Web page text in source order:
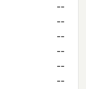
--
--
--
--
--
--